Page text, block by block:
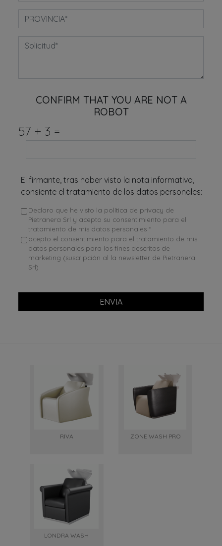
CONFIRM THAT YOU ARE NOT A
ROBOT
57 + 3 =
El firmante, tras haber visto la nota informativa,
consiente el tratamiento de los datos personales:
Declaro que he visto la política de privacy de
Pietranera Srl y acepto su consentimiento para el
tratamiento de mis datos personales *
acepto el consentimiento para el tratamiento de mis
datos personales para los fines descritos de
marketing (suscripción al la newsletter de Pietranera
Srl)
ENVIA
RIVA ZONE WASH PRO
LONDRA WASH